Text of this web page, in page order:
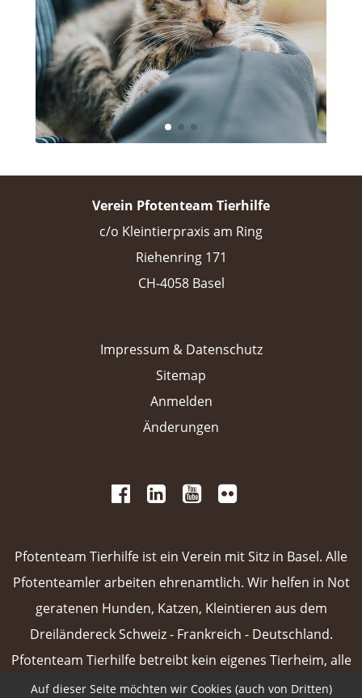
Verein Pfotenteam Tierhilfe
c/o Kleintierpraxis am Ring
Riehenring 171
CH-4058 Basel
Impressum & Datenschutz
Sitemap
Anmelden
Änderungen
Pfotenteam Tierhilfe ist ein Verein mit Sitz in Basel. Alle
Pfotenteamler arbeiten ehrenamtlich. Wir helfen in Not
geratenen Hunden, Katzen, Kleintieren aus dem
Dreiländereck Schweiz - Frankreich - Deutschland.
Pfotenteam Tierhilfe betreibt kein eigenes Tierheim, alle
unsere Vermittlungstiere sind in Pflegefamilien oder
Auf dieser Seite möchten wir Cookies (auch von Dritten)